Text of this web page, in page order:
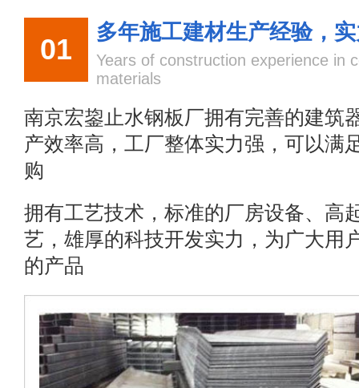
01
多年施工建材生产经验，
Years of construction experience in
materials
南京宏鋆止水钢板厂拥有完善的建筑
产效率高，工厂整体实力强，可以满
购
拥有工艺技术，标准的厂房设备、高
艺，雄厚的科技开发实力，为广大用
的产品